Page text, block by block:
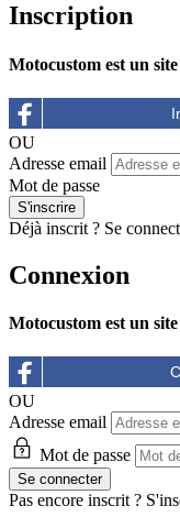
Inscription
Motocustom est un
OU
Adresse email
Mot de passe
Déjà inscrit ? Se
Connexion
Motocustom est un
OU
Adresse email
Mot de passe
Pas encore inscrit ?